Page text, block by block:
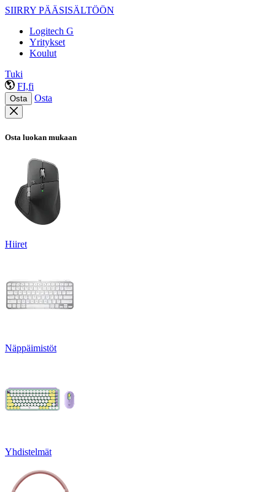
SIIRRY PÄÄSISÄLTÖÖN
Logitech G
Yritykset
Koulut
Tuki
FI,fi
Osta Osta
Osta luokan mukaan
Hiiret
Näppäimistöt
Yhdistelmät